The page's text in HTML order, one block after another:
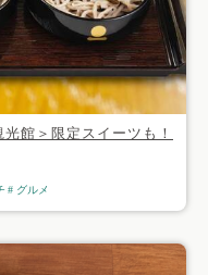
館＞限定スイーツも！
グルメ